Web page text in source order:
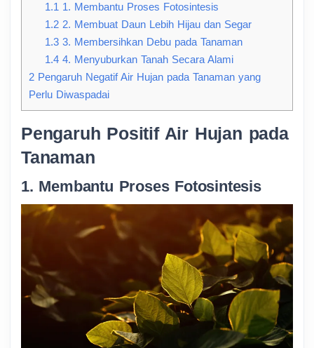
1.1 1. Membantu Proses Fotosintesis
1.22. Membuat Daun Lebih Hijau dan Segar
1.33. Membersihkan Debu pada Tanaman
1.44. Menyuburkan Tanah Secara Alami
2 Pengaruh Negatif Air Hujan pada Tanaman yang
Perlu Diwaspadai
Pengaruh Positif Air Hujan pada
Tanaman
1. Membantu Proses Fotosintesis